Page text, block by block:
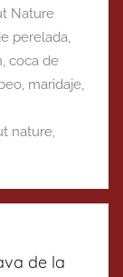
Nature
perelada,
, coca de
, maridaje,
nature,
de la